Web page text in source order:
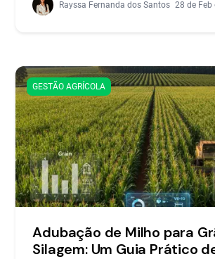
Rayssa Fernanda dos Santos 28 de Feb
GESTÃO AGRÍCOLA
Adubação de Milho para
Silagem: Um Guia Prático